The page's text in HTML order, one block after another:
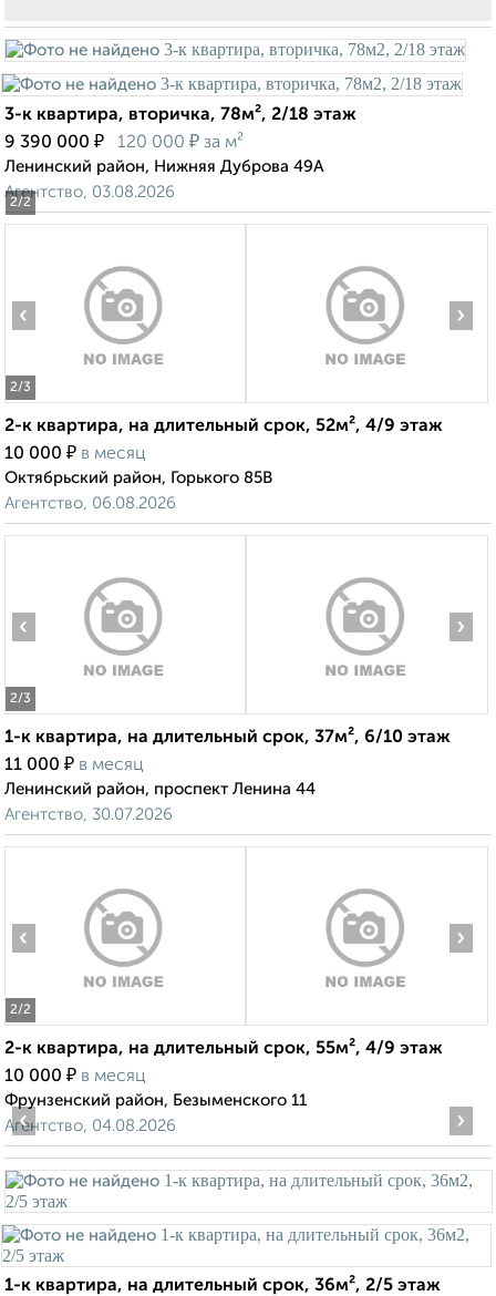
2/2
3-к квартира, вторичка, 78м², 2/18 этаж
9 390 000 ₽ 120 000 ₽ за м²
Ленинский район, Нижняя Дуброва 49А
Агентство, 03.08.2026
2/3
‹ ›
2-к квартира, на длительный срок, 52м², 4/9 этаж
10 000 ₽ в месяц
Октябрьский район, Горького 85В
Агентство, 06.08.2026
2/3
‹ ›
1-к квартира, на длительный срок, 37м², 6/10 этаж
11 000 ₽ в месяц
Ленинский район, проспект Ленина 44
Агентство, 30.07.2026
2/2
‹ ›
2-к квартира, на длительный срок, 55м², 4/9 этаж
10 000 ₽ в месяц
Фрунзенский район, Безыменского 11
Агентство, 04.08.2026
‹ ›
1-к квартира, на длительный срок, 36м², 2/5 этаж